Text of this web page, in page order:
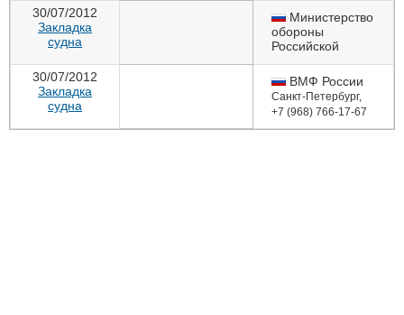
30/07/2012
Закладка
судна
Министерство
обороны
Российской
Москва ,+7(495)696-
12-32; +7(495)696-
33-08; +7(495)696-
88-00
30/07/2012
Закладка
судна
ВМФ России
Санкт-Петербург,
+7 (968) 766-17-67